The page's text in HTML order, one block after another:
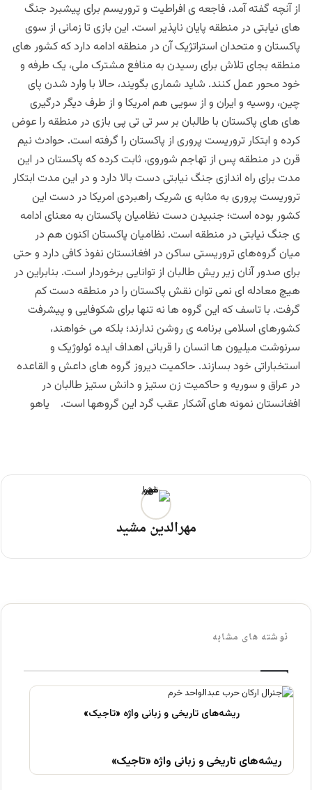
از آنچه گفته آمد، فاجعه ی افراطیت و تروریسم برای پیشبرد جنگ
های نیابتی در منطقه پایان ناپذیر است. این بازی تا زمانی از سوی
پاکستان و متحدان استراتژیک آن در منطقه ادامه دارد که کشور های
منطقه بجای تلاش برای رسیدن به منافع مشترک ملی، یک طرفه و
خود محور عمل کنند. شاید شماری بگویند، حالا با وارد شدن پای
چین، روسیه و ایران و از سویی هم امریکا و از طرف دیگر درگیری
های های پاکستان با طالبان بر سر تی تی پی بازی در منطقه را عوض
کرده و ابتکار تروریست پروری از پاکستان را گرفته است. حوادث نیم
قرن در منطقه پس از تهاجم شوروی، ثابت کرده که پاکستان در این
مدت برای راه اندازی جنگ نیابتی دست بالا دارد و در این مدت ابتکار
تروریست پروری به مثابه ی شریک راهبردی امریکا در دست این
کشور بوده است؛ جنبیدن دست نظامیان پاکستان به معنای ادامه
ی جنگ نیابتی در منطقه است. نظامیان پاکستان اکنون هم در
میان گروه‌های تروریستی ساکن در افغانستان نفوذ کافی دارد و حتی
برای صدور آنان زیر ریش طالبان از توانایی برخوردار است. بنابراین در
هیچ معادله ای نمی توان نقش پاکستان را در منطقه دست کم
گرفت. با تاسف که این گروه ها نه تنها برای شکوفایی و پیشرفت
کشورهای اسلامی برنامه ی روشن ندارند؛ بلکه می خواهند،
سرنوشت میلیون ها انسان را قربانی اهداف ایده ئولوژیک و
استخباراتی خود بسازند. حاکمیت دیروز گروه های داعش و القاعده
در عراق و سوریه و حاکمیت زن ستیز و دانش ستیز طالبان در
افغانستان نمونه های آشکار عقب گرد این گروهها است. یاهو
مهرالدین مشید
نوشته های مشابه
ریشه‌های تاریخی و زبانی واژه «تاجیک»